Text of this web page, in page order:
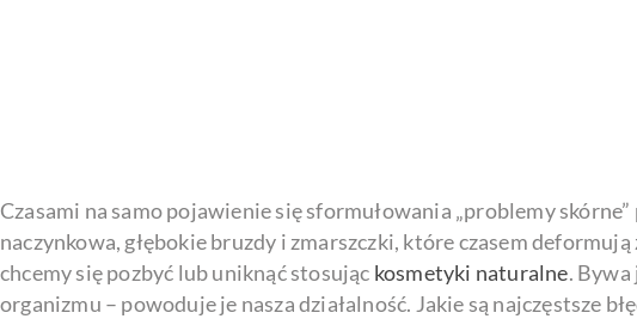
Czasami na samo pojawienie się sformułowania „problemy
naczynkowa, głębokie bruzdy i zmarszczki, które czasem
chcemy się pozbyć lub uniknąć stosując kosmetyki naturalne.
organizmu – powoduje je nasza działalność. Jakie są najczęstsze